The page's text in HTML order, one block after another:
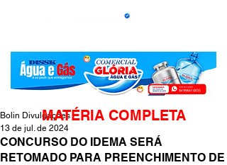
CONCURSO DO IDEMA SERÁ
RETOMADO PARA PREENCHIMENTO DE
Bolin Divulgações
13 de jul. de 2024
MATÉRIA COMPLETA